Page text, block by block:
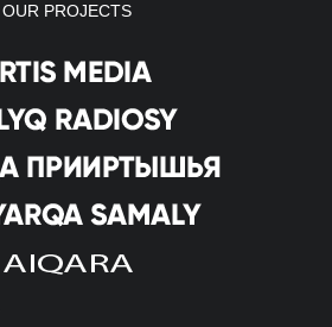
OUR PROJECTS